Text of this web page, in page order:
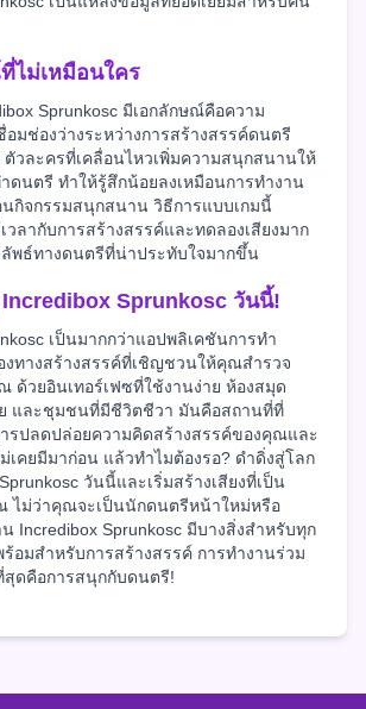
ไม่เหมือนใคร
Sprunkosc มีเอกลักษณ์คือความ
อมช่องว่างระหว่างการสร้างสรรค์ดนตรี
ตัวละครที่เคลื่อนไหวเพิ่มความสนุกสนานให้
ดนตรี ทำให้รู้สึกน้อยลงเหมือนการทำงาน
กิจกรรมสนุกสนาน วิธีการแบบเกมนี้
วลากับการสร้างสรรค์และทดลองเสียงมาก
พธ์ทางดนตรีที่น่าประทับใจมากขึ้น
Sprunkosc วันนี้!
เป็นมากกว่าแอปพลิเคชันการทำ
ทางสร้างสรรค์ที่เชิญชวนให้คุณสำรวจ
ด้วยอินเทอร์เฟซที่ใช้งานง่าย ห้องสมุด
ย และชุมชนที่มีชีวิตชีวา มันคือสถานที่ที่
รปลดปล่อยความคิดสร้างสรรค์ของคุณและ
เคยมีมาก่อน แล้วทำไมต้องรอ? ดำดิ่งสู่โลก
วันนี้และเริ่มสร้างเสียงที่เป็น
ไม่ว่าคุณจะเป็นนักดนตรีหน้าใหม่หรือ
Incredibox Sprunkosc มีบางสิ่งสำหรับทุก
อมสำหรับการสร้างสรรค์ การทำงานร่วม
ดคือการสนุกกับดนตรี!